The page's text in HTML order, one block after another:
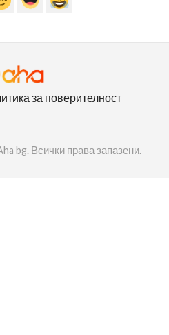
за поверителност
bg. Всички права запазени.